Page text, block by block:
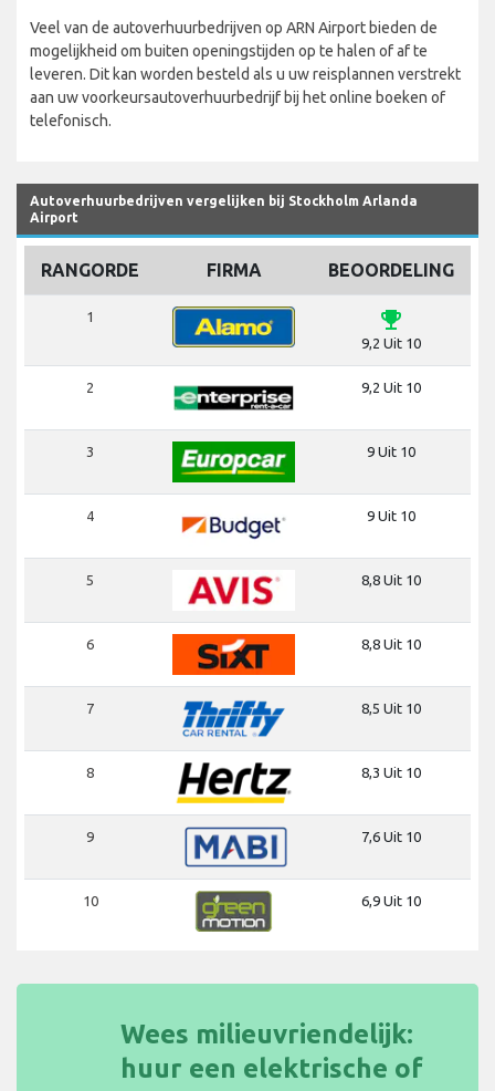
Veel van de autoverhuurbedrijven op ARN Airport bieden de
mogelijkheid om buiten openingstijden op te halen of af te
leveren. Dit kan worden besteld als u uw reisplannen verstrekt
aan uw voorkeursautoverhuurbedrijf bij het online boeken of
telefonisch.
Autoverhuurbedrijven vergelijken bij Stockholm Arlanda
Airport
RANGORDE FIRMA BEOORDELING
1 emoji_events
9,2 Uit 10
2 9,2 Uit 10
3 9 Uit 10
4 9 Uit 10
5 8,8 Uit 10
6 8,8 Uit 10
7 8,5 Uit 10
8 8,3 Uit 10
9 7,6 Uit 10
10 6,9 Uit 10
Wees milieuvriendelijk:
huur een elektrische of